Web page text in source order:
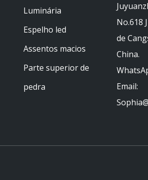
Luminária
Espelho led
Assentos macios
Parte superior de
pedra
No.618
de
China.
Email: